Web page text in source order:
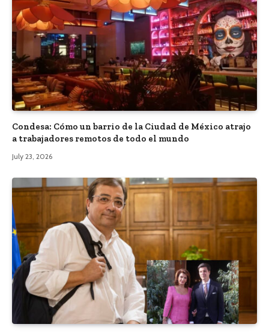
Condesa: Cómo un barrio de la Ciudad de México atrajo
a trabajadores remotos de todo el mundo
July 23, 2026